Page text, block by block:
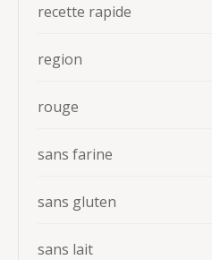
recette rapide
region
rouge
sans farine
sans gluten
sans lait